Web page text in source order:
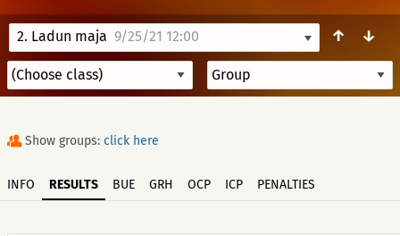
2. Ladun maja 9/25/21 12:00 ↑ ↓
Show groups: click here
INFO RESULTS BUE GRH OCP ICP PENALTIES